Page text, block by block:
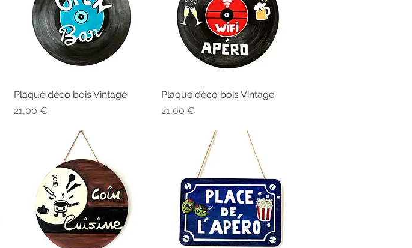
Aperçu rapide
Plaque déco bois Vintage
Prix
21,00 €
Aperçu rapide
Plaque déco bois Vintage
Prix
21,00 €